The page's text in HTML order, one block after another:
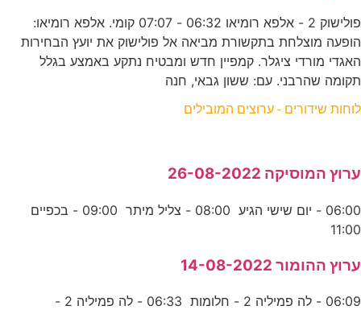
פולישוק 2 - אלפא רומיאו 06:32 - 07:07 קומי. אלפא רומיאו:
הופעה מוצלחת בתקשורת מביאה אל פולישוק את יועץ הבחירות
האגדי מורדי ציגלר. קמפיין חדש ומבטיח נתקע באמצע בגלל
תקומה שהרבני. עם: ששון גבאי, חנה
לוחות שידורים - ערוצים המובילים
ערוץ המוסיקה 26-08-2022
06:00 - יום שישי הגיע 08:00 - צליל מיתר 09:00 - בכפיים
11:00
ערוץ ההומור 14-08-2022
06:09 - לה פמיליה 2 - חלומות 06:33 - לה פמיליה 2 -